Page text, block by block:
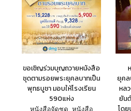
ขอเชิญร่วมบุญถวายหนังสือ
ชุดตามรอยพระยุคลบาทเป็น
พุทธบูชา มอบให้โรงเรียน
590แห่ง
หนังสือจัดชุด หนังสือ
ยุคล
หล
ยัน
โด